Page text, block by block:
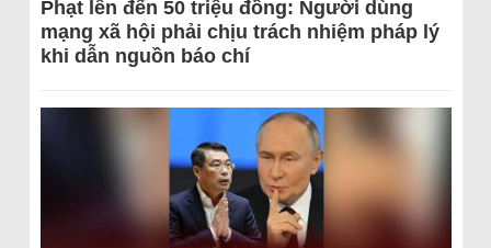
Phạt lên đến 50 triệu đồng: Người dùng
mạng xã hội phải chịu trách nhiệm pháp lý
khi dẫn nguồn báo chí